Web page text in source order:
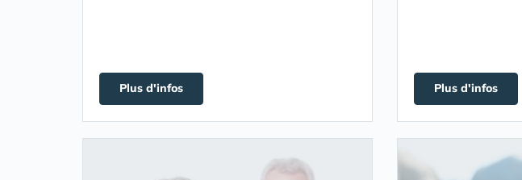
Plus d'infos Plus d'infos